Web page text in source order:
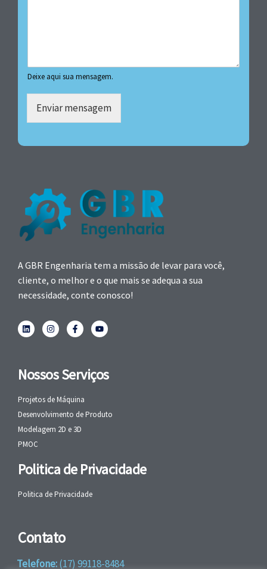
Deixe aqui sua mensagem.
Enviar mensagem
A GBR Engenharia tem a missão de levar para você,
cliente, o melhor e o que mais se adequa a sua
necessidade, conte conosco!
Nossos Serviços
Projetos de Máquina
Desenvolvimento de Produto
Modelagem 2D e 3D
PMOC
Politica de Privacidade
Politica de Privacidade
Contato
Telefone:(17) 99118-8484